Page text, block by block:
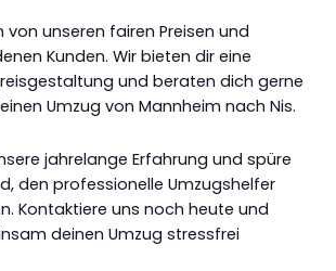
von unseren fairen Preisen und
Kunden. Wir bieten dir eine
und beraten dich gerne
Umzug von Mannheim nach Nis.
jahrelange Erfahrung und spüre
den professionelle Umzugshelfer
Kontaktiere uns noch heute und
deinen Umzug stressfrei